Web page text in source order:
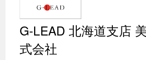
G-LEAD 北海道支店
式会社